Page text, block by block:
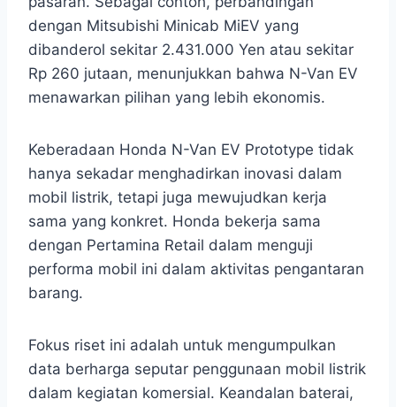
dengan Mitsubishi Minicab MiEV yang
dibanderol sekitar 2.431.000 Yen atau sekitar
Rp 260 jutaan, menunjukkan bahwa N-Van EV
menawarkan pilihan yang lebih ekonomis.
Keberadaan Honda N-Van EV Prototype tidak
hanya sekadar menghadirkan inovasi dalam
mobil listrik, tetapi juga mewujudkan kerja
sama yang konkret. Honda bekerja sama
dengan Pertamina Retail dalam menguji
performa mobil ini dalam aktivitas pengantaran
barang.
Fokus riset ini adalah untuk mengumpulkan
data berharga seputar penggunaan mobil listrik
dalam kegiatan komersial. Keandalan baterai,